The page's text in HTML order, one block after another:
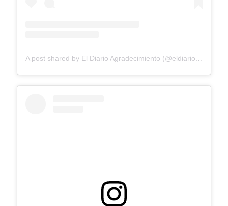
A post shared by El Diario Agradecimiento (@eldiarioagradecimiento)